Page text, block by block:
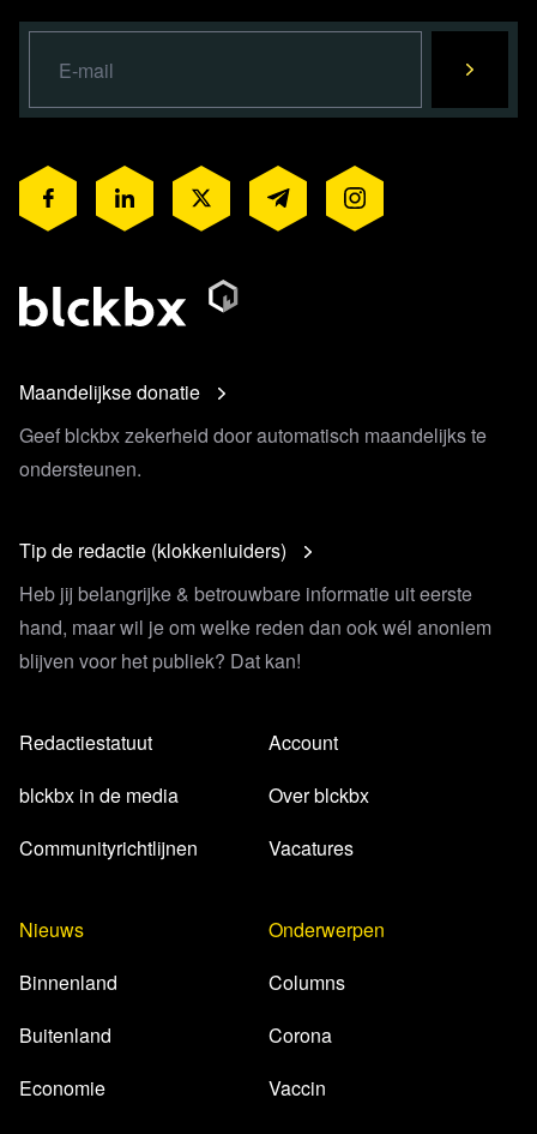
Maandelijkse donatie
Geef blckbx zekerheid door automatisch maandelijks te
ondersteunen.
Tip de redactie (klokkenluiders)
Heb jij belangrijke & betrouwbare informatie uit eerste
hand, maar wil je om welke reden dan ook wél anoniem
blijven voor het publiek? Dat kan!
Redactiestatuut
blckbx in de media
Communityrichtlijnen
Account
Over blckbx
Vacatures
Nieuws
Binnenland
Buitenland
Economie
Onderwerpen
Columns
Corona
Vaccin